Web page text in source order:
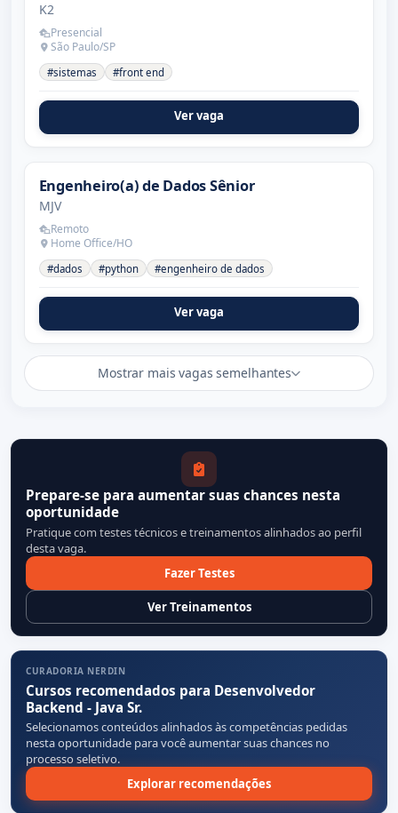
K2
Presencial
São Paulo/SP
#sistemas #front end
Ver vaga
Engenheiro(a) de Dados Sênior
MJV
Remoto
Home Office/HO
#dados #python #engenheiro de dados
Ver vaga
Mostrar mais vagas semelhantes
Prepare-se para aumentar suas chances nesta
oportunidade
Pratique com testes técnicos e treinamentos alinhados ao perfil
desta vaga.
Fazer Testes
Ver Treinamentos
CURADORIA NERDIN
Cursos recomendados para Desenvolvedor
Backend - Java Sr.
Selecionamos conteúdos alinhados às competências pedidas
nesta oportunidade para você aumentar suas chances no
processo seletivo.
Explorar recomendações